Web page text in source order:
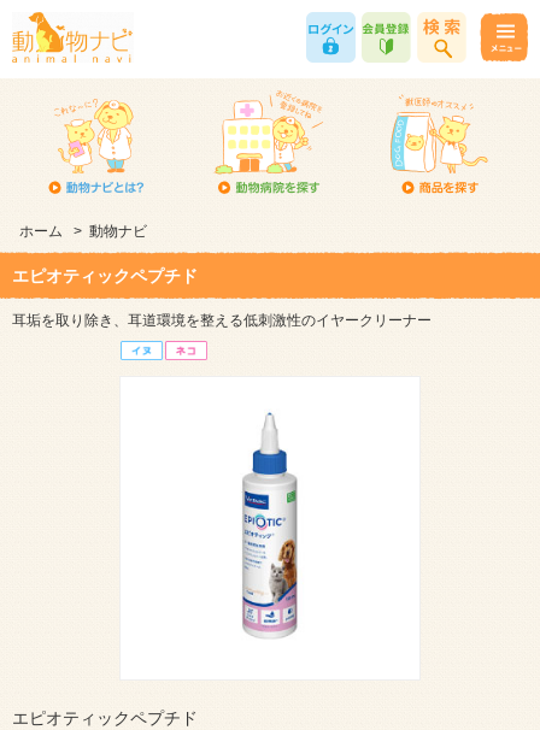
ホーム > 動物ナビ
エピオティックペプチド
耳垢を取り除き、耳道環境を整える低刺激性のイヤークリーナー
エピオティックペプチド